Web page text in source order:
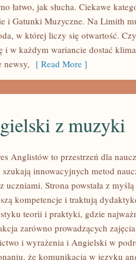
łatwo, jak słucha. Ciekawe
i Gatunki Muzyczne. Na Limith
w której liczy się otwartość.
i w każdym wariancie dostać
newsy, [ Read More ]
z muzyki
Anglistów to przestrzeń dla
innowacyjnych metod
uczniami. Strona powstała z
kompetencje i traktują
teorii i praktyki, gdzie
zarówno prowadzących
i wyrażenia i Angielski w
że komunikacja w języku